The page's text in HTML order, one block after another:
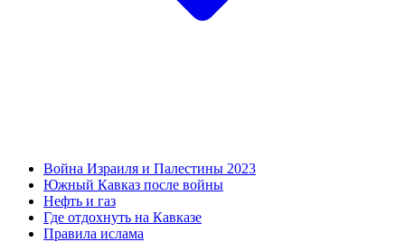
Война Израиля и Палестины 2023
Южный Кавказ после войны
Нефть и газ
Где отдохнуть на Кавказе
Правила ислама